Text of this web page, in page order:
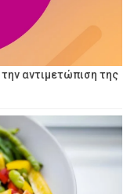
αντιμετώπιση της